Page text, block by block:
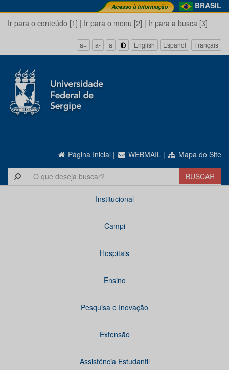
BRASIL
Ir para o conteúdo [1] | Ir para o menu [2] | Ir para a busca [3]
a+ a- a English Español Français
Página Inicial | WEBMAIL | Mapa do Site
Institucional
Campi
Hospitais
Ensino
Pesquisa e Inovação
Extensão
Assistência Estudantil